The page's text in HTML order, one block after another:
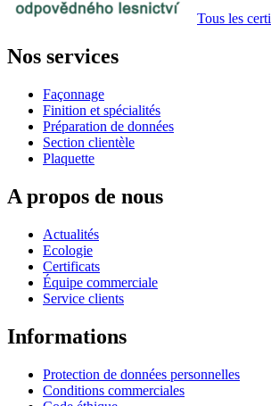
Tous les
Nos services
Façonnage
Finition et spécialités
Préparation de données
Section clientèle
Plaquette
A propos de nous
Actualités
Ecologie
Certificats
Équipe commerciale
Service clients
Informations
Protection de données personnelles
Conditions commerciales